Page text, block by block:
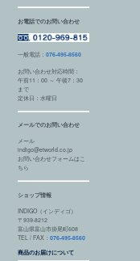
お電話でのお問い合わせ
一般電話：076-495-8560
お問い合わせ対応時間：
午前11：00 ～ 午後7：30
まで
定休日：水曜日
メールでのお問い合わせ
メール
indigo@etworld.co.jp
お問い合わせフォームはこ
ちら
ショップ情報
INDIGO（インディゴ）
〒939-8212
富山県富山市掛尾町608
TEL / FAX：076-495-8560
商品のお届けについて